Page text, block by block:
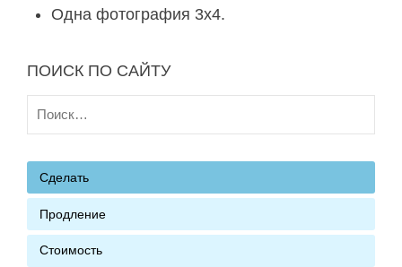
Одна фотография 3х4.
ПОИСК ПО САЙТУ
Сделать
Продление
Стоимость